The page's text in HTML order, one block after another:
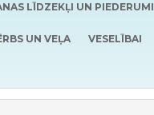
LĪDZEKĻI UN PIEDERUMI
UN VEĻA VESELĪBAI